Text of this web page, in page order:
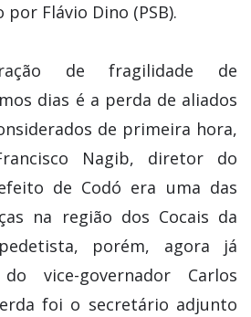
Flávio Dino (PSB).
de fragilidade de
dias é a perda de aliados
de primeira hora,
Nagib, diretor do
de Codó era uma das
na região dos Cocais da
porém, agora já
vice-governador Carlos
foi o secretário adjunto